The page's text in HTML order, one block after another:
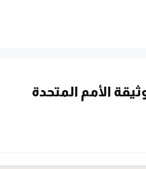
الأمم المتحدة